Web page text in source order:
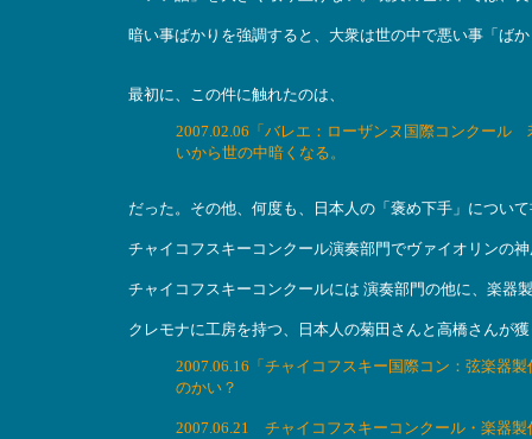
暗い事ばかりを強調すると、大衆は世の中で悪い事「ば
最初に、この件に触れたのは、
2007.02.06「バレエ：ローザンヌ国際コンクー
いから世の中暗くなる。
だった。その他、何度も、日本人の「褒め下手」につい
チャイコフスキーコンクール演奏部門でヴァイオリンの
チャイコフスキーコンクールには 演奏部門の他に、楽器
クレモナに工房を持つ、日本人の菊田さんと高橋さんが
2007.06.16「チャイコフスキー国際コン：弦楽器
のかい？
2007.06.21 チャイコフスキーコンクール・楽器